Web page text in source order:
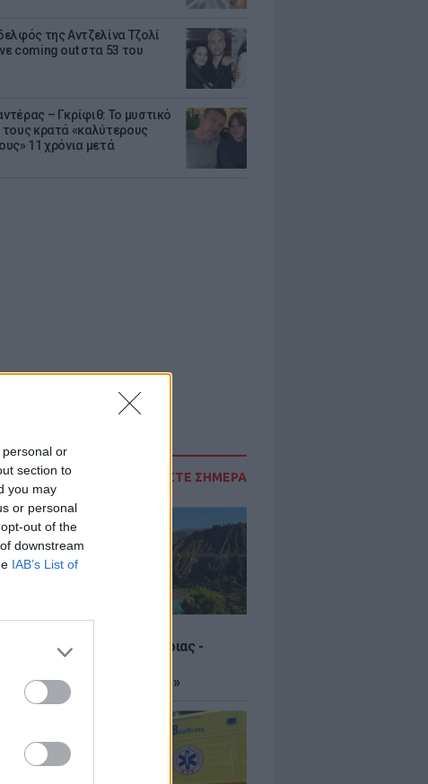
or
section to
you may
or personal
out of the
downstream
IAB’s List of
της Αντζελίνα Τζολί
coming out στα 53 του
– Γκρίφιθ: Το μυστικό
τους κρατά «καλύτερους
11 χρόνια μετά
ΔΙΑΒΑΣΤΕ ΣΗΜΕΡΑ
κρυμμένες λίμνες της Εύβοιας -
σε «παράδεισο»